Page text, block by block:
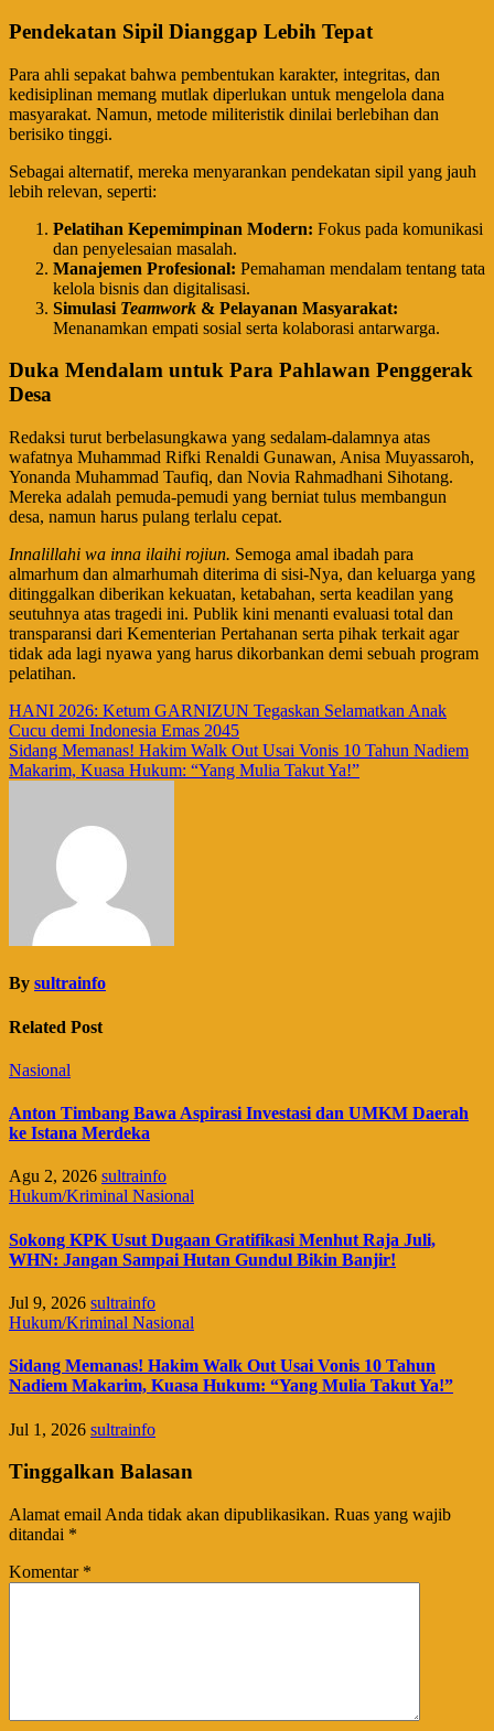
Pendekatan Sipil Dianggap Lebih Tepat
​Para ahli sepakat bahwa pembentukan karakter, integritas, dan
kedisiplinan memang mutlak diperlukan untuk mengelola dana
masyarakat. Namun, metode militeristik dinilai berlebihan dan
berisiko tinggi.
​Sebagai alternatif, mereka menyarankan pendekatan sipil yang jauh
lebih relevan, seperti:
Pelatihan Kepemimpinan Modern: Fokus pada komunikasi
dan penyelesaian masalah.
Manajemen Profesional: Pemahaman mendalam tentang tata
kelola bisnis dan digitalisasi.
Simulasi Teamwork & Pelayanan Masyarakat:
Menanamkan empati sosial serta kolaborasi antarwarga.
Duka Mendalam untuk Para Pahlawan Penggerak
Desa
​Redaksi turut berbelasungkawa yang sedalam-dalamnya atas
wafatnya Muhammad Rifki Renaldi Gunawan, Anisa Muyassaroh,
Yonanda Muhammad Taufiq, dan Novia Rahmadhani Sihotang.
Mereka adalah pemuda-pemudi yang berniat tulus membangun
desa, namun harus pulang terlalu cepat.
Innalillahi wa inna ilaihi rojiun. Semoga amal ibadah para
almarhum dan almarhumah diterima di sisi-Nya, dan keluarga yang
ditinggalkan diberikan kekuatan, ketabahan, serta keadilan yang
seutuhnya atas tragedi ini. Publik kini menanti evaluasi total dan
transparansi dari Kementerian Pertahanan serta pihak terkait agar
tidak ada lagi nyawa yang harus dikorbankan demi sebuah program
pelatihan.
Navigasi
pos
HANI 2026: Ketum GARNIZUN Tegaskan Selamatkan Anak
Cucu demi Indonesia Emas 2045
Sidang Memanas! Hakim Walk Out Usai Vonis 10 Tahun Nadiem
Makarim, Kuasa Hukum: “Yang Mulia Takut Ya!”
By sultrainfo
Related Post
Nasional
Anton Timbang Bawa Aspirasi Investasi dan UMKM Daerah
ke Istana Merdeka
Agu 2, 2026 sultrainfo
Hukum/Kriminal Nasional
Sokong KPK Usut Dugaan Gratifikasi Menhut Raja Juli,
WHN: Jangan Sampai Hutan Gundul Bikin Banjir!
Jul 9, 2026 sultrainfo
Hukum/Kriminal Nasional
Sidang Memanas! Hakim Walk Out Usai Vonis 10 Tahun
Nadiem Makarim, Kuasa Hukum: “Yang Mulia Takut Ya!”
Jul 1, 2026 sultrainfo
Tinggalkan Balasan
Alamat email Anda tidak akan dipublikasikan. Ruas yang wajib
ditandai *
Komentar *